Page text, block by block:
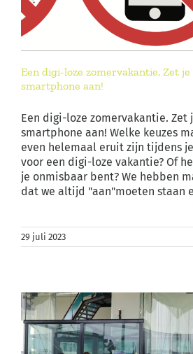
Een digi-loze zomervakantie. Zet je
smartphone aan!
Een digi-loze zomervakantie. Zet
smartphone aan! Welke keuzes
even helemaal eruit zijn tijdens
voor een digi-loze vakantie? Of
je onmisbaar bent? We hebben
dat we altijd "aan"moeten staan
29 juli 2023